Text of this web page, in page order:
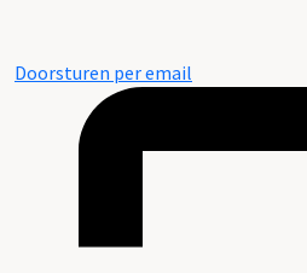
Doorsturen per email